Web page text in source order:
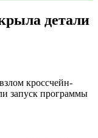
детали
кроссчейн-
запуск программы